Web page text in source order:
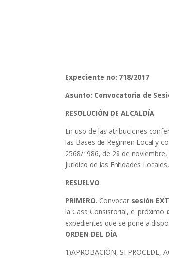
Expediente no: 718/2017
Asunto: Convocatoria de
RESOLUCIÓN DE ALCALDÍA
En uso de las atribuciones
las Bases de Régimen Local y
2568/1986, de 28 de
Jurídico de las Entidades Locales,
RESUELVO
PRIMERO. Convocar sesión
la Casa Consistorial, el próximo
expedientes que se pone a
ORDEN DEL DÍA
1)APROBACIÓN, SI PROCEDE,